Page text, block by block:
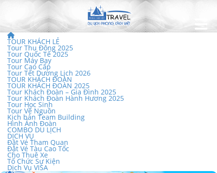
TOUR KHÁCH LẺ
Tour Thu Đông 2025
Tour Quốc Tế 2025
Tour Máy Bay
Tour Cao Cấp
Tour Tết Dương Lịch 2026
TOUR KHÁCH ĐOÀN
TOUR KHÁCH ĐOÀN 2025
Tour Khách Đoàn – Gia Đình 2025
Tour Khách Đoàn Hành Hương 2025
Tour Học Sinh
Tour Về Nguồn
Kịch bản Team Building
Hình Ảnh Đoàn
COMBO DU LỊCH
DỊCH VỤ
Đặt Vé Tham Quan
Đặt Vé Tàu Cao Tốc
Cho Thuê Xe
Tổ Chức Sự Kiện
Dịch Vụ VISA